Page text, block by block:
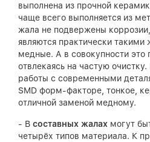
выполнена из прочной
чаще всего выполняется из
жала не подвержены
являются практически
медные. А в совокупности это
отвлекаясь на частую
работы с современными
SMD форм-факторе, тонкое,
отличной заменой медному.
- В составных жалах могут
четырёх типов материала. К